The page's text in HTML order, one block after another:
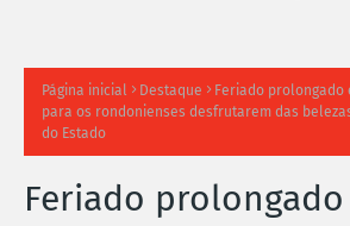
M
Página inicial Destaque
Feriado prolongado
para os rondonienses desfrutarem das
do Estado
Feriado